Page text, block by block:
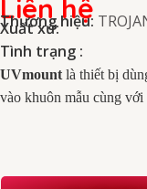
Liên hệ
Thương hiệu:
Xuất xứ:
Tình trạng :
UVmount là thiết bị
vào khuôn mẫu cùng